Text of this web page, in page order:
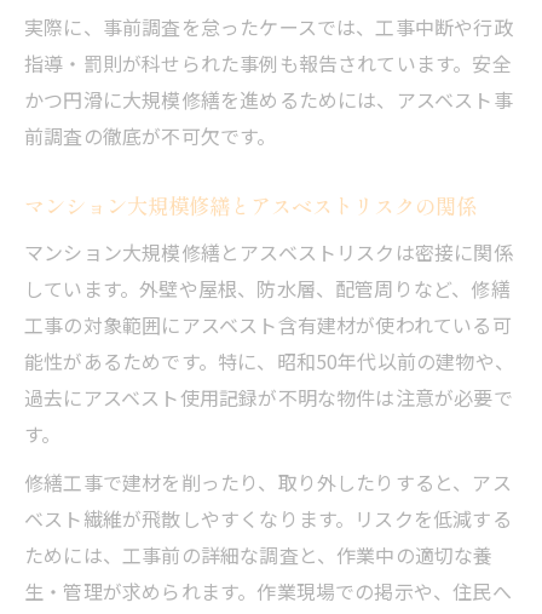
実際に、事前調査を怠ったケースでは、工事中断や行政
指導・罰則が科せられた事例も報告されています。安全
かつ円滑に大規模修繕を進めるためには、アスベスト事
前調査の徹底が不可欠です。
マンション大規模修繕とアスベストリスクの関係
マンション大規模修繕とアスベストリスクは密接に関係
しています。外壁や屋根、防水層、配管周りなど、修繕
工事の対象範囲にアスベスト含有建材が使われている可
能性があるためです。特に、昭和50年代以前の建物や、
過去にアスベスト使用記録が不明な物件は注意が必要で
す。
修繕工事で建材を削ったり、取り外したりすると、アス
ベスト繊維が飛散しやすくなります。リスクを低減する
ためには、工事前の詳細な調査と、作業中の適切な養
生・管理が求められます。作業現場での掲示や、住民へ